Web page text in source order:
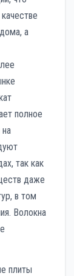
а
полное
на
так как
даже
в том
Волокна
плиты